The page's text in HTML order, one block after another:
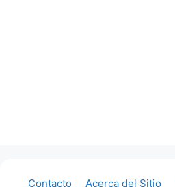
Contacto Acerca del Sitio